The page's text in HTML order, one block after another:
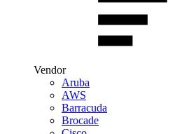
Vendor
Aruba
AWS
Barracuda
Brocade